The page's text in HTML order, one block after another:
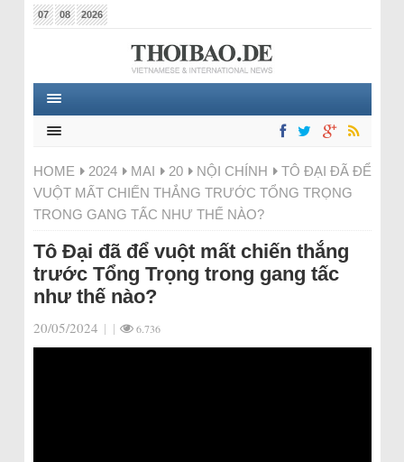
07 08 2026
HOME 2024 MAI 20 NỘI CHÍNH
TÔ ĐẠI ĐÃ ĐỂ
VUỘT MẤT CHIẾN THẮNG TRƯỚC TỔNG TRỌNG
TRONG GANG TẤC NHƯ THẾ NÀO?
Tô Đại đã để vuột mất chiến thắng
trước Tổng Trọng trong gang tấc
như thế nào?
20/05/2024 | | 6.736